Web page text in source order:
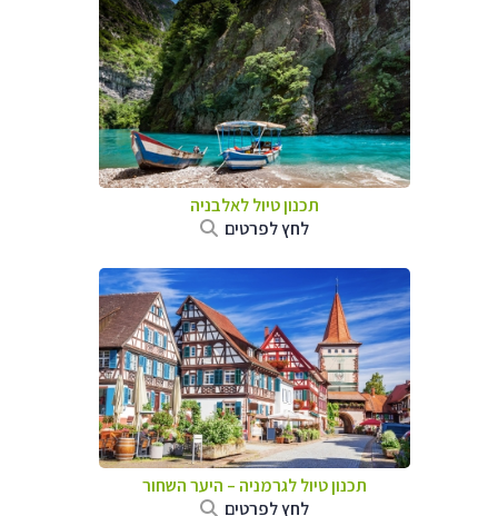
תכנון טיול לאלבניה
לחץ לפרטים
תכנון טיול לגרמניה – היער השחור
לחץ לפרטים